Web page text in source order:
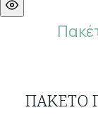
ΠΑΚΈΤΟ